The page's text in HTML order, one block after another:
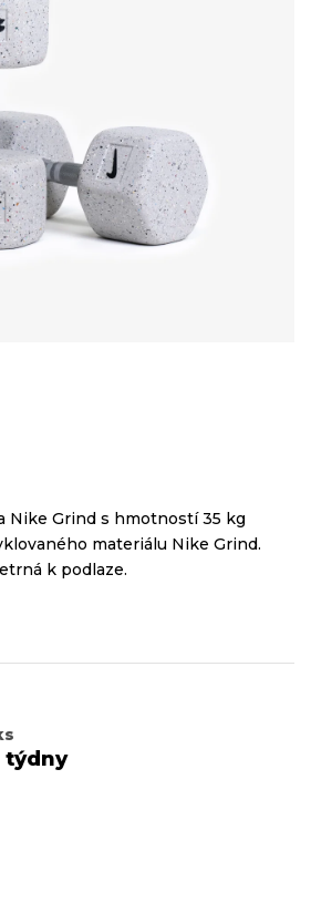
týdny
Nike Grind s hmotností 35 kg
materiálu Nike Grind.
k podlaze.